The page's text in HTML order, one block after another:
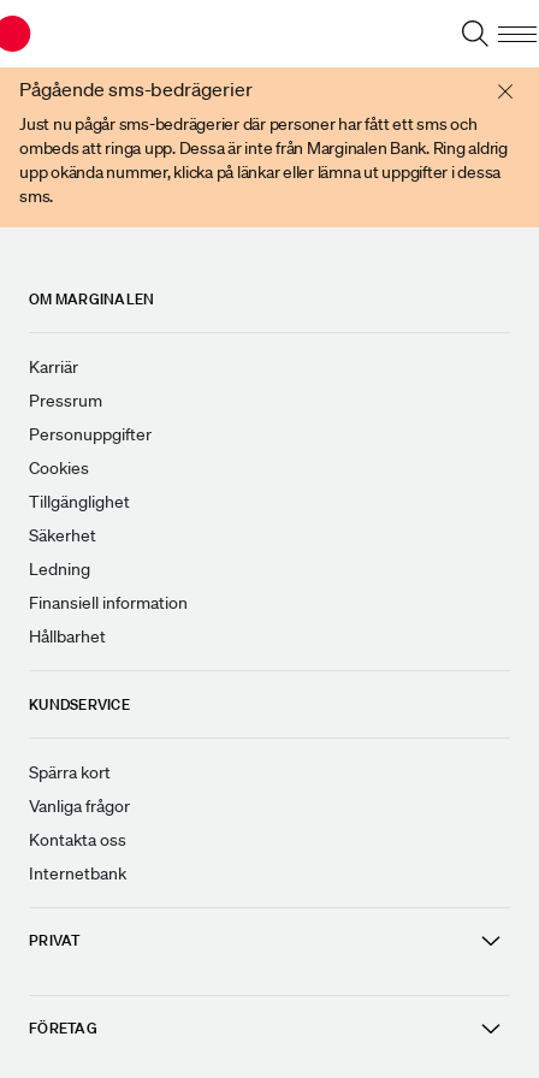
Pågående sms-bedrägerier
Just nu pågår sms-bedrägerier där personer har fått ett sms och
ombeds att ringa upp. Dessa är inte från Marginalen Bank. Ring aldrig
upp okända nummer, klicka på länkar eller lämna ut uppgifter i dessa
sms.
OM MARGINALEN
Karriär
Pressrum
Personuppgifter
Cookies
Tillgänglighet
Säkerhet
Ledning
Finansiell information
Hållbarhet
KUNDSERVICE
Spärra kort
Vanliga frågor
Kontakta oss
Internetbank
PRIVAT
FÖRETAG
Du har en gammal webbläsare. Vänligen använd senare versioner av t ex